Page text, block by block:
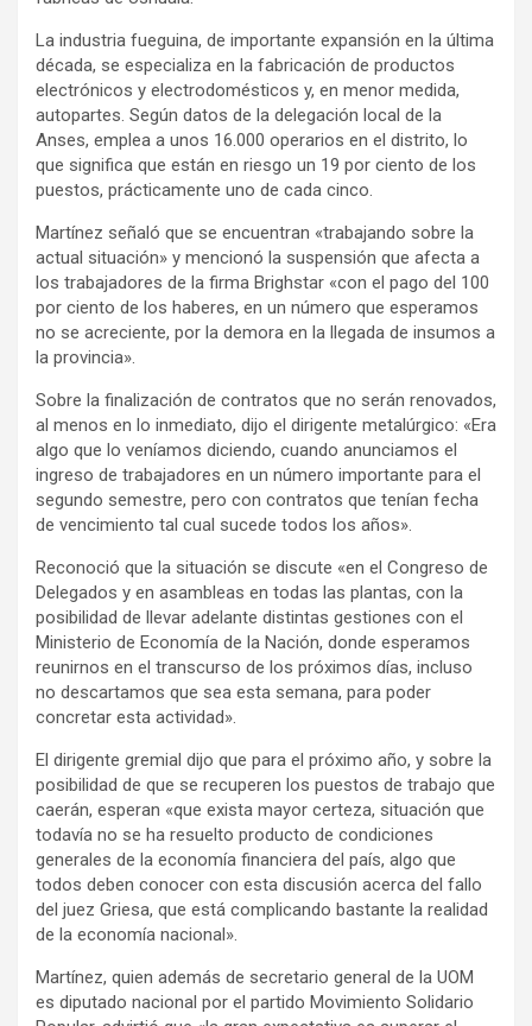
La industria fueguina, de importante expansión en la última
década, se especializa en la fabricación de productos
electrónicos y electrodomésticos y, en menor medida,
autopartes. Según datos de la delegación local de la
Anses, emplea a unos 16.000 operarios en el distrito, lo
que significa que están en riesgo un 19 por ciento de los
puestos, prácticamente uno de cada cinco.
Martínez señaló que se encuentran «trabajando sobre la
actual situación» y mencionó la suspensión que afecta a
los trabajadores de la firma Brighstar «con el pago del 100
por ciento de los haberes, en un número que esperamos
no se acreciente, por la demora en la llegada de insumos a
la provincia».
Sobre la finalización de contratos que no serán renovados,
al menos en lo inmediato, dijo el dirigente metalúrgico: «Era
algo que lo veníamos diciendo, cuando anunciamos el
ingreso de trabajadores en un número importante para el
segundo semestre, pero con contratos que tenían fecha
de vencimiento tal cual sucede todos los años».
Reconoció que la situación se discute «en el Congreso de
Delegados y en asambleas en todas las plantas, con la
posibilidad de llevar adelante distintas gestiones con el
Ministerio de Economía de la Nación, donde esperamos
reunirnos en el transcurso de los próximos días, incluso
no descartamos que sea esta semana, para poder
concretar esta actividad».
El dirigente gremial dijo que para el próximo año, y sobre la
posibilidad de que se recuperen los puestos de trabajo que
caerán, esperan «que exista mayor certeza, situación que
todavía no se ha resuelto producto de condiciones
generales de la economía financiera del país, algo que
todos deben conocer con esta discusión acerca del fallo
del juez Griesa, que está complicando bastante la realidad
de la economía nacional».
Martínez, quien además de secretario general de la UOM
es diputado nacional por el partido Movimiento Solidario